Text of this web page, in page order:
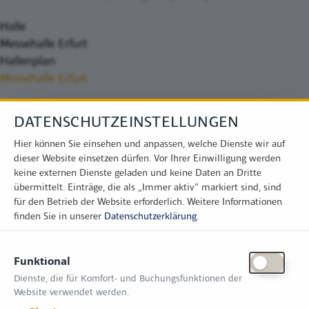
Halle
Messehalle Erfurt
Hallenplan
Messehalle Erfurt
Zimper Media GmbH
Reinhardtstr. 31, 10117 Berlin
Tel.: +49 (0) 30 814 50 12 600
DATENSCHUTZEINSTELLUNGEN
Hier können Sie einsehen und anpassen, welche Dienste wir auf
dieser Website einsetzen dürfen. Vor Ihrer Einwilligung werden
keine externen Dienste geladen und keine Daten an Dritte
übermittelt. Einträge, die als „Immer aktiv" markiert sind, sind
für den Betrieb der Website erforderlich. Weitere Informationen
finden Sie in unserer Datenschutzerklärung.
Funktional
Dienste, die für Komfort- und Buchungsfunktionen der
Website verwendet werden.